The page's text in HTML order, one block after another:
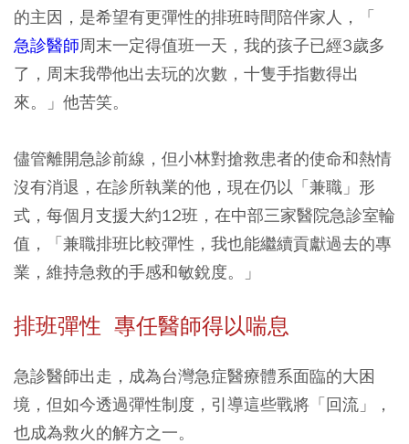
的主因，是希望有更彈性的排班時間陪伴家人，「
急診醫師周末一定得值班一天，我的孩子已經3歲多
了，周末我帶他出去玩的次數，十隻手指數得出
來。」他苦笑。
儘管離開急診前線，但小林對搶救患者的使命和熱情
沒有消退，在診所執業的他，現在仍以「兼職」形
式，每個月支援大約12班，在中部三家醫院急診室輪
值，「兼職排班比較彈性，我也能繼續貢獻過去的專
業，維持急救的手感和敏銳度。」
排班彈性 專任醫師得以喘息
急診醫師出走，成為台灣急症醫療體系面臨的大困
境，但如今透過彈性制度，引導這些戰將「回流」，
也成為救火的解方之一。